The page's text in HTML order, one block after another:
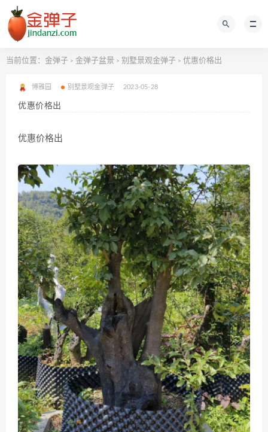
当前位置： 金弹子 > 金弹子盆景 > 别墅景观金弹子 > 优惠价格出
博雅园 别墅景观金弹子 2023-05-28
优惠价格出
优惠价格出